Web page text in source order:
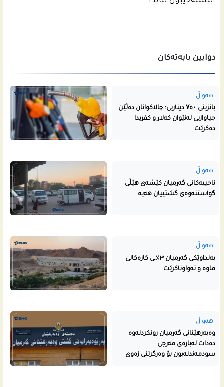
دوایین بابەتەکان
هەواڵ
بانزینی ۷٥۰ دیناریی؛ چالاکوانان دەڵێن
جیاوازیی لەنێوان کەلار و کفریدا
دەکرێت
هەواڵ
ناحییه‌كانى گه‌رمیان كێشه‌ى هێڵى
گواستنه‌وه‌ى گشتییان هه‌یه‌
هەواڵ
بەنداوێکی گەرمیان ٣٪ـی کارەکانی
ماوە و تەواوناکرێت
هەواڵ
وەبەرهێنانی گەرمیان رونکردنەوە
دەدات لەبارەی مەرجی
سودمەندنەبون بۆ وەرگرتنی زەوی